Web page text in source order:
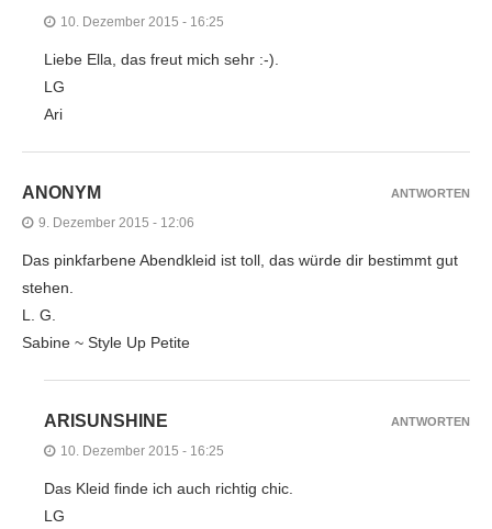
10. Dezember 2015 - 16:25
Liebe Ella, das freut mich sehr :-).
LG
Ari
ANONYM
9. Dezember 2015 - 12:06
Das pinkfarbene Abendkleid ist toll, das würde dir bestimmt gut
stehen.
L. G.
Sabine ~ Style Up Petite
ANTWORTEN
ARISUNSHINE
10. Dezember 2015 - 16:25
Das Kleid finde ich auch richtig chic.
LG
ANTWORTEN